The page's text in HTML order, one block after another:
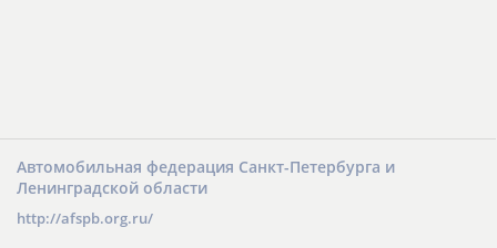
Автомобильная федерация Санкт-Петербурга и
Ленинградской области
http://afspb.org.ru/